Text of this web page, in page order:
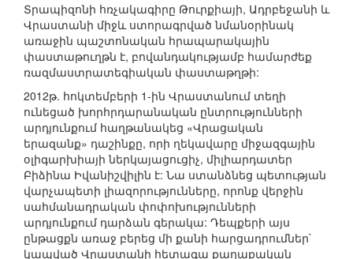
Տրապիզոնի հռչակագիրը Թուրքիայի, Ադրբեջանի և
Վրաստանի միջև ստորագրված նմանօրինակ
առաջին պաշտոնական հրապարակային
փաստաթուղթն է, բովանդակությամբ համարժեք
ռազմաստրատեգիական փաստաթղթի:
2012թ. հոկտեմբերի 1-ին Վրաստանում տեղի
ունեցած խորհրդարանական ընտրությունների
արդյունքում հաղթանակեց «Վրացական
երազանք» դաշինքը, որի ղեկավարը միջազգային
օլիգարխիայի ներկայացուցիչ, միլիարդատեր
Բիձինա Իվանիշվիլին է: Նա ստանձնեց պետության
վարչապետի լիազորությունները, որոնք վերջին
սահմանադրական փոփոխությունների
արդյունքում դարձան գերակա: Դեպքերի այս
ընթացքն առաջ բերեց մի քանի հարցադրումներ`
կապված Վրաստանի հետագա քաղաքական